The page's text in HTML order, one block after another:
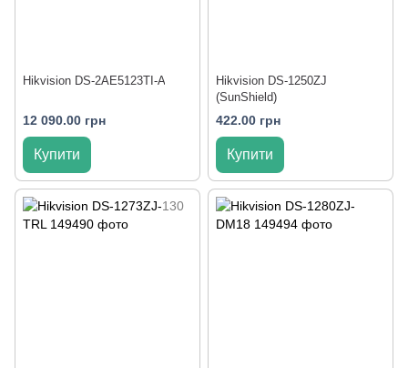
Hikvision DS-2AE5123TI-A
12 090.00 грн
Купити
Hikvision DS-1250ZJ
(SunShield)
422.00 грн
Купити